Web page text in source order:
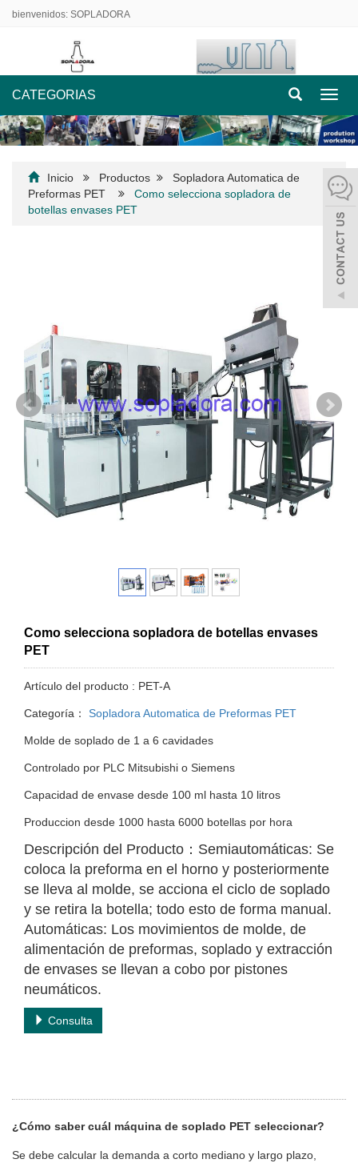
bienvenidos: SOPLADORA
CATEGORIAS
Inicio Productos
Sopladora Automatica de
Preformas PET
Como selecciona sopladora de
botellas envases PET
Como selecciona sopladora de botellas envases
PET
Artículo del producto : PET-A
Categoría： Sopladora Automatica de Preformas PET
Molde de soplado de 1 a 6 cavidades
Controlado por PLC Mitsubishi o Siemens
Capacidad de envase desde 100 ml hasta 10 litros
Produccion desde 1000 hasta 6000 botellas por hora
Descripción del Producto：Semiautomáticas: Se
coloca la preforma en el horno y posteriormente
se lleva al molde, se acciona el ciclo de soplado
y se retira la botella; todo esto de forma manual.
Automáticas: Los movimientos de molde, de
alimentación de preformas, soplado y extracción
de envases se llevan a cobo por pistones
neumáticos.
Consulta
¿Cómo saber cuál máquina de soplado PET seleccionar?
Se debe calcular la demanda a corto mediano y largo plazo,